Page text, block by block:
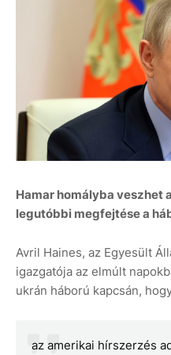
Hamar homályba veszhet
legutóbbi megfejtése a
Avril Haines, az Egyesült
igazgatója az elmúlt
ukrán háború kapcsán,
az amerikai hírszerzés